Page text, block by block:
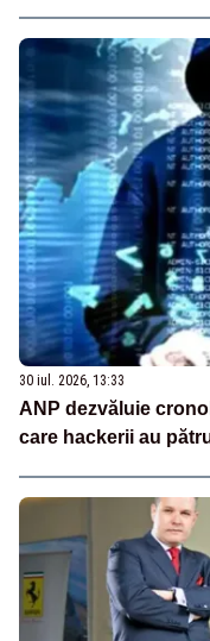
30 iul. 2026, 13:33
ANP dezvăluie
care hackerii au